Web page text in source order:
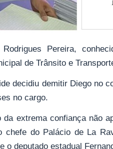
Rodrigues Pereira,
de Trânsito e
decidiu demitir Diego no
no cargo.
da extrema confiança não
chefe do Palácio de La
e o deputado estadual